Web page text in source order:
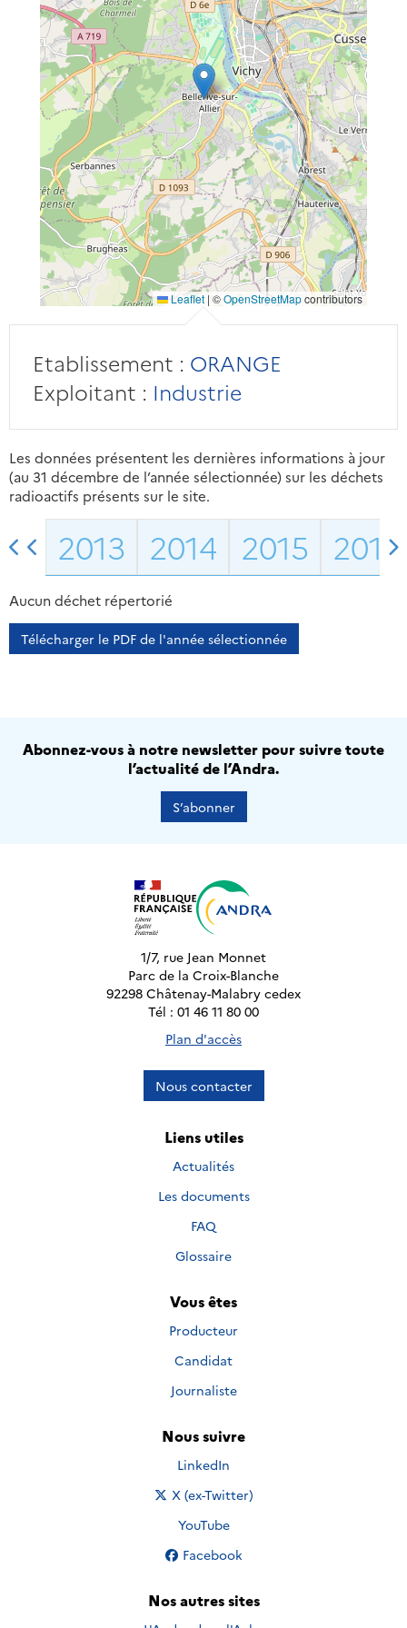
Leaflet | ©OpenStreetMapcontributors
Etablissement : ORANGE
Exploitant : Industrie
Les données présentent les dernières informations à jour
(au 31 décembre de l’année sélectionnée) sur les déchets
radioactifs présents sur le site.
2013 2014 2015 2016
Aucun déchet répertorié
Télécharger le PDF de l'année sélectionnée
Abonnez-vous à notre newsletter pour suivre toute
l’actualité de l’Andra.
S’abonner
1/7, rue Jean Monnet
Parc de la Croix-Blanche
92298 Châtenay-Malabry cedex
Tél : 01 46 11 80 00
Plan d'accès
Nous contacter
Liens utiles
Actualités
Les documents
FAQ
Glossaire
Vous êtes
Producteur
Candidat
Journaliste
Nous suivre
Nous suivre sur
LinkedIn
Nous suivre sur
X (ex-Twitter)
Nous suivre sur
YouTube
Nous suivre sur
Facebook
Nos autres sites